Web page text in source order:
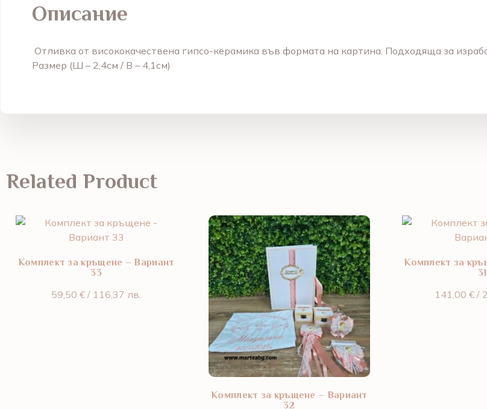
Описание
Отливка от висококачествена гипсо-керамика във формата на картина. Подходяща за
Размер (Ш – 2,4см / В – 4,1см)
Related Product
Комплект за кръщене – Вариант
33
59,50€ / 116,37 лв.
Комплект за кръщене – Вариант
32
Комплект за
31
141,00 €/